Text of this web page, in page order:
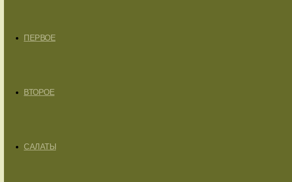
ПЕРВОЕ
ВТОРОЕ
САЛАТЫ